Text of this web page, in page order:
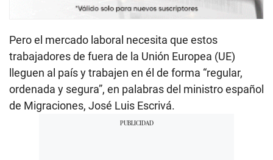
Pero el mercado laboral necesita que estos
trabajadores de fuera de la Unión Europea (UE)
lleguen al país y trabajen en él de forma “regular,
ordenada y segura”, en palabras del ministro español
de Migraciones, José Luis Escrivá.